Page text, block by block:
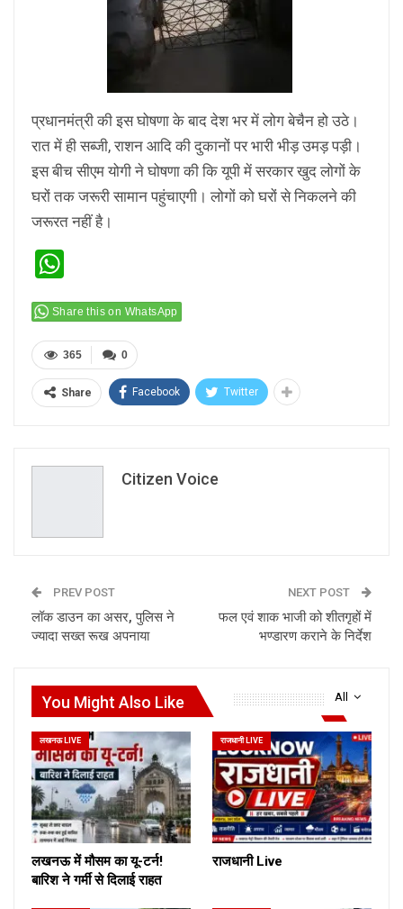
प्रधानमंत्री की इस घोषणा के बाद देश भर में लोग बेचैन हो उठे।
रात में ही सब्जी, राशन आदि की दुकानों पर भारी भीड़ उमड़ पड़ी।
इस बीच सीएम योगी ने घोषणा की कि यूपी में सरकार खुद लोगों के
घरों तक जरूरी सामान पहुंचाएगी। लोगों को घरों से निकलने की
जरूरत नहीं है।
Share this on WhatsApp
0
365
Share Facebook Twitter
Citizen Voice
PREV POST
लॉक डाउन का असर, पुलिस ने
ज्यादा सख्त रूख अपनाया
NEXT POST
फल एवं शाक भाजी को शीतगृहों में
भण्डारण कराने के निर्देश
All
You Might Also Like
लखनऊ LIVE
लखनऊ में मौसम का यू-टर्न!
बारिश ने गर्मी से दिलाई राहत
राजधानी LIVE
राजधानी Live